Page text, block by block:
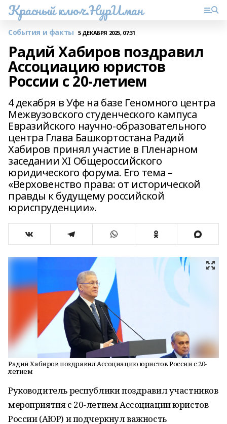
Красный ключ.НурИман
События и факты 5 ДЕКАБРЯ 2025, 07:31
Радий Хабиров поздравил
Ассоциацию юристов
России с 20-летием
4 декабря в Уфе на базе Геномного центра
Межвузовского студенческого кампуса
Евразийского научно-образовательного
центра Глава Башкортостана Радий
Хабиров принял участие в Пленарном
заседании ХI Общероссийского
юридического форума. Его тема –
«Верховенство права: от исторической
правды к будущему российской
юриспруденции».
Радий Хабиров поздравил Ассоциацию юристов России с 20-
летием
Руководитель республики поздравил участников
мероприятия с 20-летием Ассоциации юристов
России (АЮР) и подчеркнул важность